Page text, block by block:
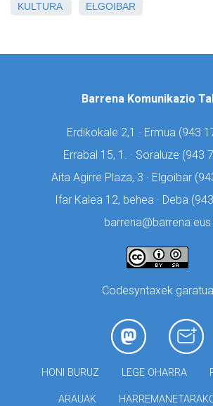
KULTURA ELGOIBAR
Barrena Komunikazio
Erdikokale 2,1 · Ermua (943
Errabal 15, 1. · Soraluze (943
Aita Agirre Plaza, 3 · Elgoibar (
Ifar Kalea 12, behea · Deba (
barrena@barrena.eus
Codesyntaxek garatua
HONI BURUZ LEGE OHARRA
ARAUAK